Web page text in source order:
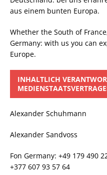
aus einem bunten Europa.
Whether the South of
Germany: with us you can
Europe.
INHALTLICH
Alexander Schuhmann
Alexander Sandvoss
Fon Germany: +49
+377 607 93 57 64